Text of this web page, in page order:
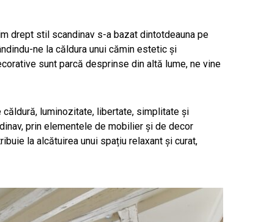
drept stil scandinav s-a bazat dintotdeauna pe
ne la căldura unui cămin estetic și
sunt parcă desprinse din altă lume, ne vine
luminozitate, libertate, simplitate și
prin elementele de mobilier și de decor
la alcătuirea unui spațiu relaxant și curat,